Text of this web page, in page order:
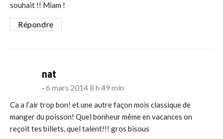
souhait !! Miam !
Répondre
nat
6 mars 2014 8 h 49 min
Ca a l’air trop bon! et une autre façon mois classique de
manger du poisson! Quel bonheur même en vacances on
reçoit tes billets, quel talent!!! gros bisous